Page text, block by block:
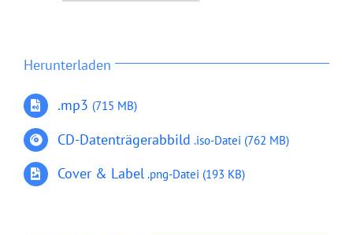
13. Bounce! Remix
15. Amandas Demo
18. Buch des Lebens
Herunterladen
.mp3 (715 MB)
CD-Datenträgerabbild .iso-Datei (762 MB)
Cover & Label .png-Datei (193 KB)